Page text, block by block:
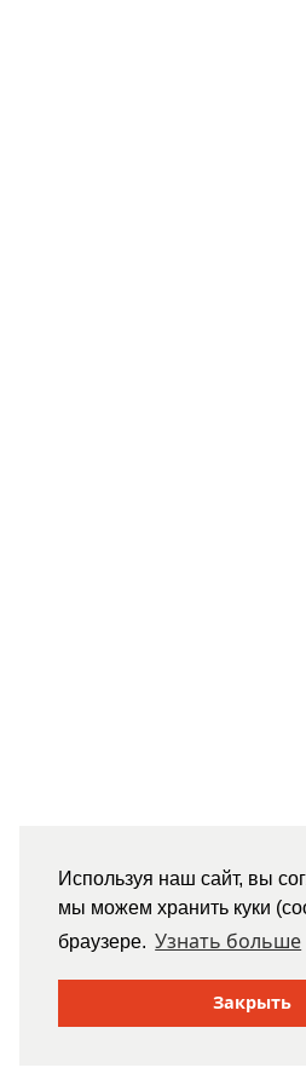
Используя наш сайт, вы
мы можем хранить куки
браузере. Узнать больше
Закрыть